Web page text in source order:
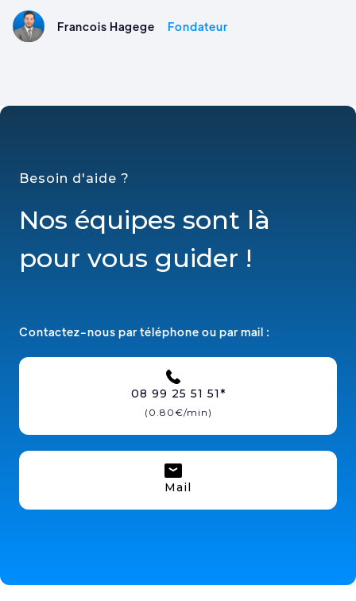
Francois Hagege Fondateur
Besoin d'aide ?
Nos équipes sont là
pour vous guider !
Contactez-nous par téléphone ou par mail :
08 99 25 51 51*
(0.80€/min)
Mail